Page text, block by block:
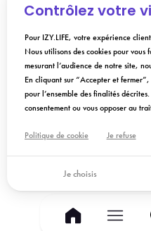
Description
Conseils d'utilisation
Composition
Contrôlez votre
Pour IZY.LIFE, votre expérience
Nous utilisons des cookies pour vous
mesurant l’audience de notre site,
En cliquant sur “Accepter et
pour l’ensemble des finalités
consentement ou vous opposer au
Politique de cookie Je refuse
Je choisis